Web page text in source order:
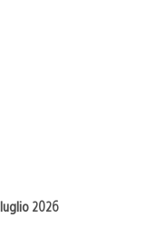
2026